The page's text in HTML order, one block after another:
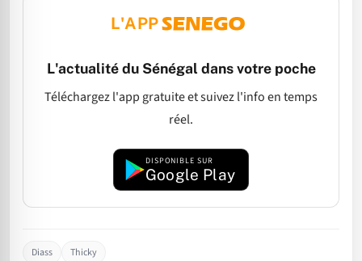
L'APP
L'actualité du Sénégal dans votre poche
Téléchargez l'app gratuite et suivez l'info en temps
réel.
DISPONIBLE SUR
Google Play
Diass Thicky